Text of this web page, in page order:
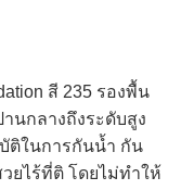
สี 235 รองพื้น
นกลางถึงระดับสูง
ในการกันน้ำ กัน
ยไร้ที่ติ โดยไม่ทำให้